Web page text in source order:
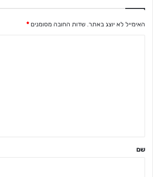
האימייל לא יוצג באתר. שדות החובה מסומנים *
ל
שם